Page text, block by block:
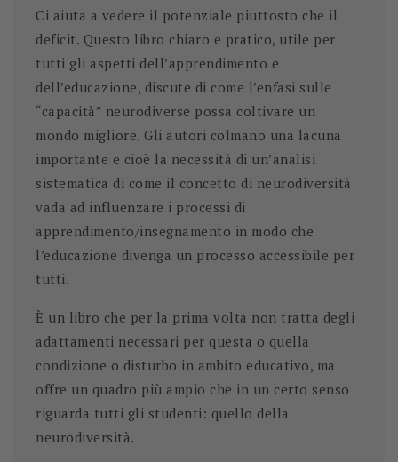
Ci aiuta a vedere il potenziale piuttosto che il
deficit. Questo libro chiaro e pratico, utile per
tutti gli aspetti dell’apprendimento e
dell’educazione, discute di come l’enfasi sulle
“capacità” neurodiverse possa coltivare un
mondo migliore. Gli autori colmano una lacuna
importante e cioè la necessità di un’analisi
sistematica di come il concetto di neurodiversità
vada ad influenzare i processi di
apprendimento/insegnamento in modo che
l’educazione divenga un processo accessibile per
tutti.
È un libro che per la prima volta non tratta degli
adattamenti necessari per questa o quella
condizione o disturbo in ambito educativo, ma
offre un quadro più ampio che in un certo senso
riguarda tutti gli studenti: quello della
neurodiversità.